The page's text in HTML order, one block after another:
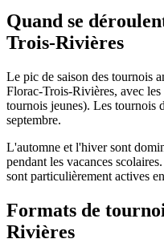
Quand se
Trois-Rivières
Le pic de saison des tournois
Florac-Trois-Rivières, avec
tournois jeunes). Les tournois
septembre.
L'automne et l'hiver sont
pendant les vacances
sont particulièrement actives
Formats de
Rivières